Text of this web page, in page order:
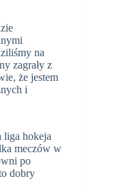
na
zagrały z
że jestem
i
liga hokeja
meczów w
po
dobry